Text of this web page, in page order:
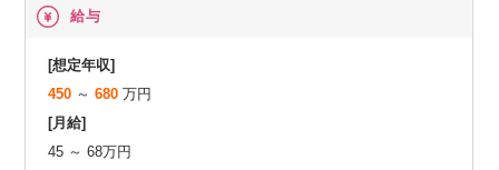
給与
[想定年収]
450 ～680 万円
[月給]
45 ～ 68万円